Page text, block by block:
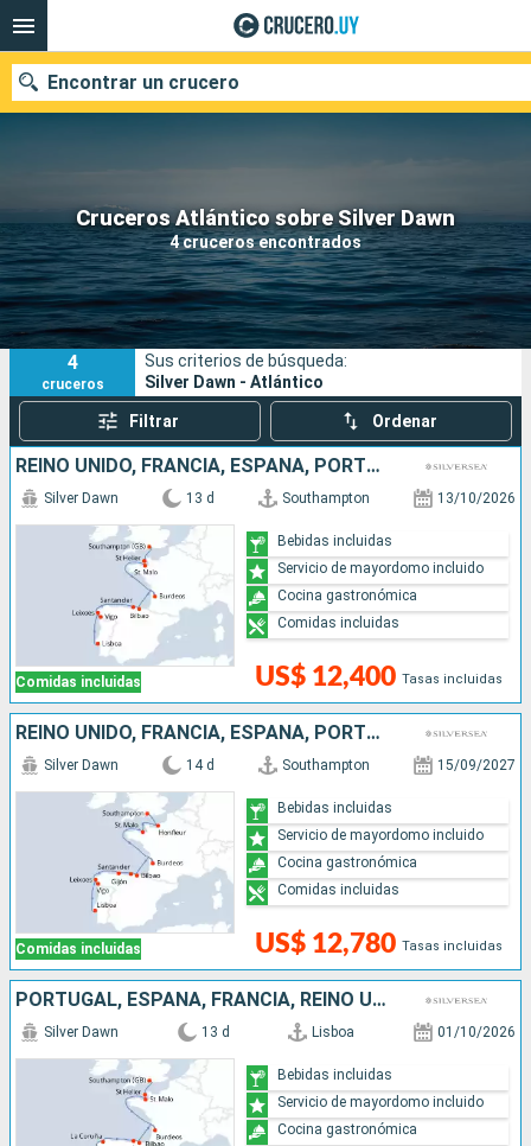
Cruceros Atlántico sobre Silver Dawn
4 cruceros encontrados
Encontrar un crucero
Nuestros destinos
Fecha de salida
Puertos Compañías
Buscar
4
cruceros
Sus criterios de búsqueda:
Silver Dawn - Atlántico
Filtrar Ordenar
REINO UNIDO, FRANCIA, ESPAÑA, PORTUGAL
Comidas incluidas
Silver Dawn 13 d Southampton 13/10/2026
US$ 12,400 Tasas incluidas
Bebidas incluidas
Servicio de mayordomo incluido
Cocina gastronómica
Comidas incluidas
REINO UNIDO, FRANCIA, ESPAÑA, PORTUGAL
Comidas incluidas
Silver Dawn 14 d Southampton 15/09/2027
US$ 12,780 Tasas incluidas
Bebidas incluidas
Servicio de mayordomo incluido
Cocina gastronómica
Comidas incluidas
PORTUGAL, ESPAÑA, FRANCIA, REINO UNIDO
Silver Dawn 13 d Lisboa 01/10/2026
Bebidas incluidas
Servicio de mayordomo incluido
Cocina gastronómica